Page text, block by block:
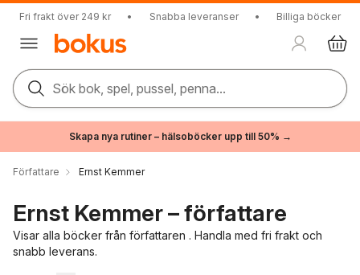
Fri frakt över 249 kr • Snabba leveranser • Billiga böcker
Sök bok, spel, pussel, penna...
Skapa nya rutiner – hälsoböcker upp till 50% →
Författare Ernst Kemmer
Ernst Kemmer – författare
Visar alla böcker från författaren . Handla med fri frakt och
snabb leverans.